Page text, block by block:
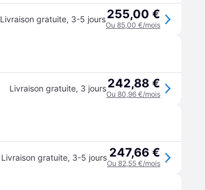
Livraison gratuite, 3-5 jours255,00 €
Ou 85,00 €/mois
Livraison gratuite, 3 jours242,88 €
Ou 80,96 €/mois
Livraison gratuite, 3-5 jours 247,66 €
Ou 82,55 €/mois